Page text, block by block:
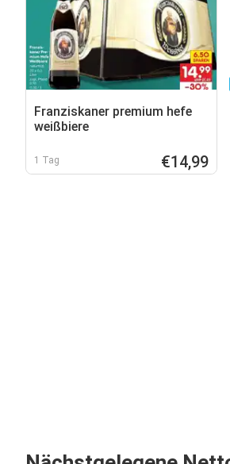
Franziskaner premium hefe
weißbiere
1 Tag €14,99